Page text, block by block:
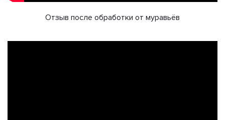
Отзыв после обработки от муравьёв